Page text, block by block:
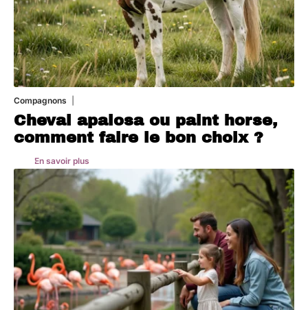
Compagnons
Cheval apalosa ou paint horse,
comment faire le bon choix ?
En savoir plus